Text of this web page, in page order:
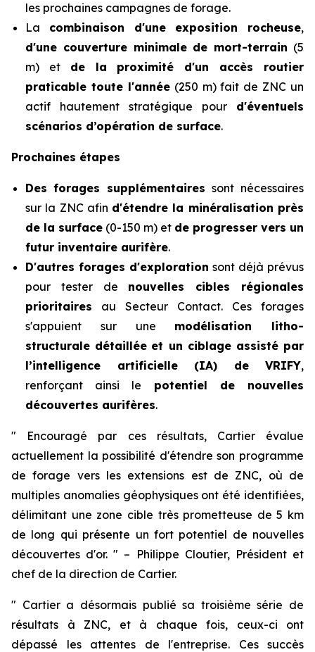
les prochaines campagnes de forage.
La combinaison d'une exposition rocheuse,
d'une couverture minimale de mort-terrain (5
m) et de la proximité d'un accès routier
praticable toute l'année(250 m) fait de ZNC un
actif hautement stratégique pour d'éventuels
scénarios d’opération de surface.
Prochaines étapes
Des forages supplémentaires sont nécessaires
sur la ZNC afin d'étendre la minéralisation près
de la surface (0-150 m) et de progresser vers un
futur inventaire aurifère.
D'autres forages d'exploration sont déjà prévus
pour tester de nouvelles cibles régionales
prioritaires au Secteur Contact. Ces forages
s'appuient sur une modélisation litho-
structurale détaillée et un ciblage assisté par
l’intelligence artificielle (IA) de VRIFY,
renforçant ainsi le potentiel de nouvelles
découvertes aurifères.
" Encouragé par ces résultats, Cartier évalue
actuellement la possibilité d'étendre son programme
de forage vers les extensions est de ZNC, où de
multiples anomalies géophysiques ont été identifiées,
délimitant une zone cible très prometteuse de 5 km
de long qui présente un fort potentiel de nouvelles
découvertes d'or." – Philippe Cloutier, Président et
chef de la direction de Cartier.
" Cartier a désormais publié sa troisième série de
résultats à ZNC, et à chaque fois, ceux-ci ont
dépassé les attentes de l'entreprise. Ces succès